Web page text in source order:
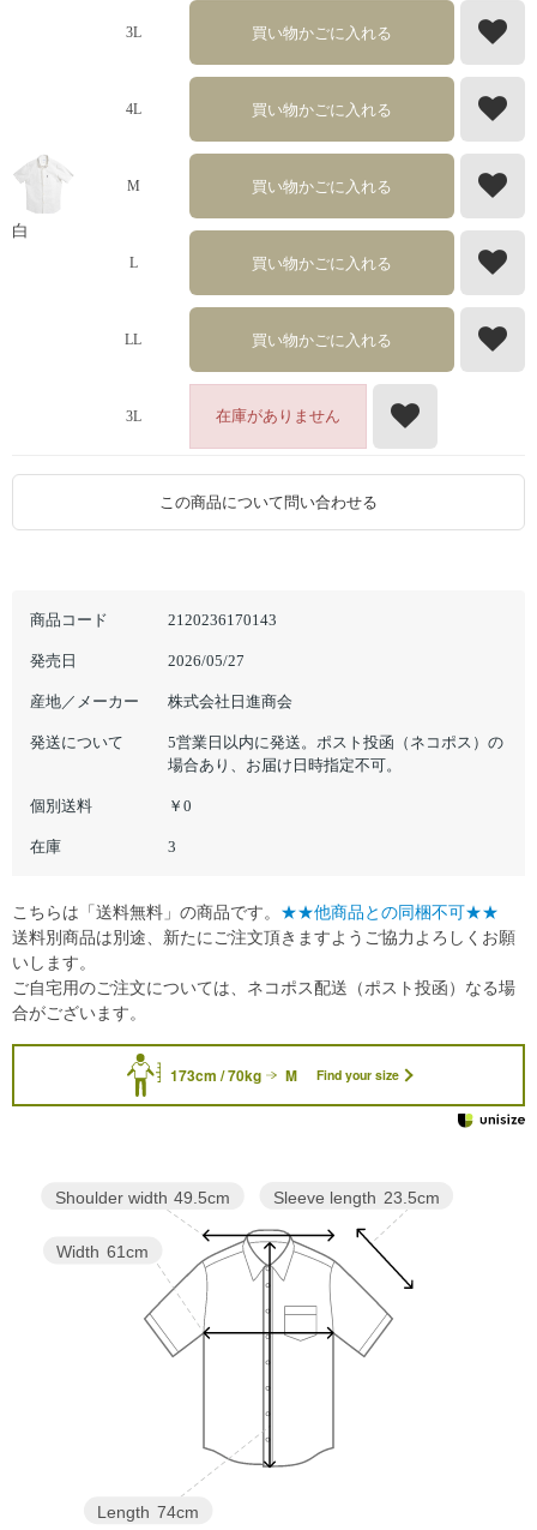
商品コード 2120236170143
発売日 2026/05/27
産地／メーカー 株式会社日進商会
発送について
5営業日以内に発送。ポスト投函（ネコポス）の
場合あり、お届け日時指定不可。
個別送料 ￥0
在庫 3
3L 買い物かごに入れる
4L 買い物かごに入れる
白
M 買い物かごに入れる
L 買い物かごに入れる
LL 買い物かごに入れる
3L 在庫がありません
この商品について問い合わせる
173cm / 70kg M Find your size
Sleeve length 23.5cm
Length 74cm
Width 61cm
Shoulder width 49.5cm
こちらは「送料無料」の商品です。 ★★他商品との同梱不可★★
送料別商品は別途、新たにご注文頂きますようご協力よろしくお願
いします。
ご自宅用のご注文については、ネコポス配送（ポスト投函）なる場
合がございます。